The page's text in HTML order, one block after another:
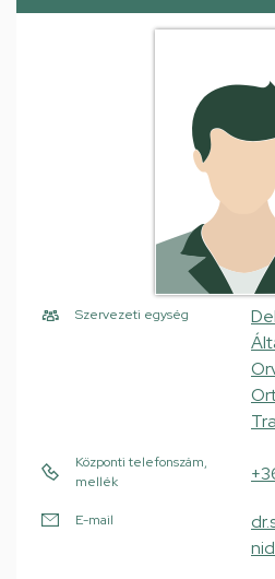
Szervezeti egység
Központi telefonszám,
mellék
E-mail